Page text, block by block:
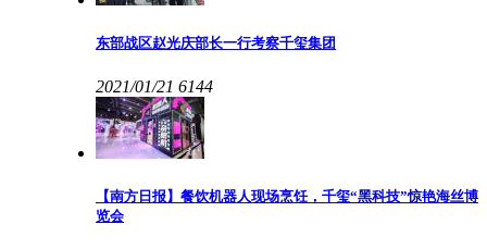
东部战区赵光庆部长一行考察千玺集团
2021/01/21 6144
【南方日报】餐饮机器人现场烹饪，千玺“黑科技”惊艳海丝博
览会